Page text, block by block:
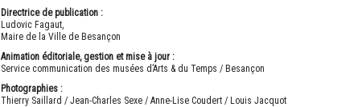
Directrice de publication :
Ludovic Fagaut,
Maire de la Ville de Besançon
Animation éditoriale, gestion et mise à jour :
Service communication des musées d’Arts & du Temps / Besançon
Photographies :
Thierry Saillard / Jean-Charles Sexe / Anne-Lise Coudert / Louis Jacquot